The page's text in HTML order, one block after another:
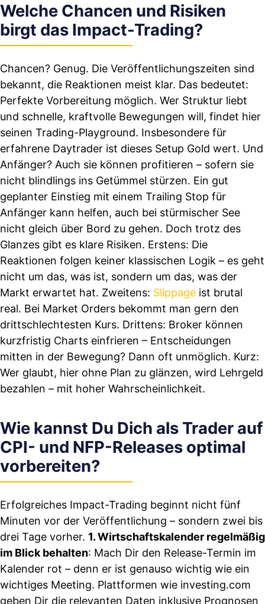
Welche Chancen und Risiken
birgt das Impact-Trading?
Chancen? Genug. Die Veröffentlichungszeiten sind
bekannt, die Reaktionen meist klar. Das bedeutet:
Perfekte Vorbereitung möglich. Wer Struktur liebt
und schnelle, kraftvolle Bewegungen will, findet hier
seinen Trading-Playground. Insbesondere für
erfahrene Daytrader ist dieses Setup Gold wert. Und
Anfänger? Auch sie können profitieren – sofern sie
nicht blindlings ins Getümmel stürzen. Ein gut
geplanter Einstieg mit einem Trailing Stop für
Anfänger kann helfen, auch bei stürmischer See
nicht gleich über Bord zu gehen. Doch trotz des
Glanzes gibt es klare Risiken. Erstens: Die
Reaktionen folgen keiner klassischen Logik – es geht
nicht um das, was ist, sondern um das, was der
Markt erwartet hat. Zweitens: Slippage ist brutal
real. Bei Market Orders bekommt man gern den
drittschlechtesten Kurs. Drittens: Broker können
kurzfristig Charts einfrieren – Entscheidungen
mitten in der Bewegung? Dann oft unmöglich. Kurz:
Wer glaubt, hier ohne Plan zu glänzen, wird Lehrgeld
bezahlen – mit hoher Wahrscheinlichkeit.
Wie kannst Du Dich als Trader auf
CPI- und NFP-Releases optimal
vorbereiten?
Erfolgreiches Impact-Trading beginnt nicht fünf
Minuten vor der Veröffentlichung – sondern zwei bis
drei Tage vorher. 1. Wirtschaftskalender regelmäßig
im Blick behalten: Mach Dir den Release-Termin im
Kalender rot – denn er ist genauso wichtig wie ein
wichtiges Meeting. Plattformen wie investing.com
geben Dir die relevanten Daten inklusive Prognosen